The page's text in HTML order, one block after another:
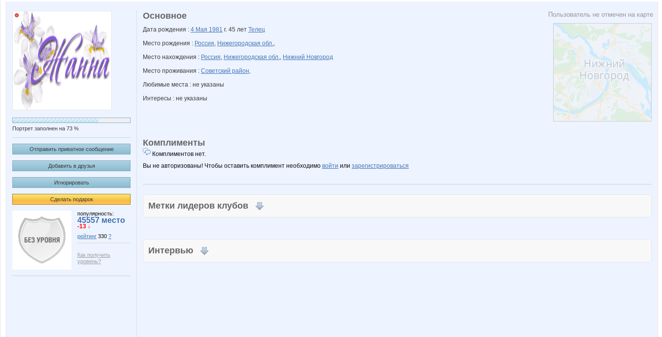
Портрет заполнен на 73 %
Отправить приватное сообщение
Добавить в друзья
Игнорировать
Сделать подарок
популярность:
45557 место
-13 ↓
рейтинг 330 ?
Как получить
уровень?
Пользователь не отмечен на карте
Основное
Дата рождения : 4 Мая 1981 г. 45 лет Телец
Место рождения : Россия, Нижегородская обл.,
Место нахождения : Россия, Нижегородская обл., Нижний Новгород
Место проживания : Советский район,
Любимые места : не указаны
Интересы : не указаны
Комплименты
Комплиментов нет.
Вы не авторизованы! Чтобы оставить комплимент необходимо войти или зарегистрироваться
Метки лидеров клубов
Интервью